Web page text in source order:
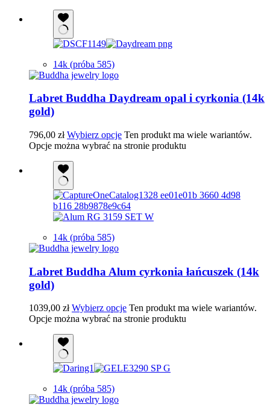
14k (próba 585)
Labret Buddha Daydream opal i cyrkonia (14k
gold)
796,00 zł Wybierz opcje Ten produkt ma wiele wariantów.
Opcje można wybrać na stronie produktu
14k (próba 585)
Labret Buddha Alum cyrkonia łańcuszek (14k
gold)
1039,00 zł Wybierz opcje Ten produkt ma wiele wariantów.
Opcje można wybrać na stronie produktu
14k (próba 585)